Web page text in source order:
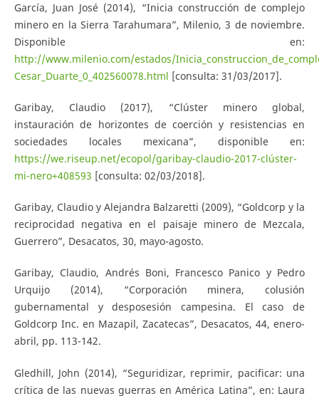
García, Juan José (2014), “Inicia construcción de complejo
minero en la Sierra Tarahumara”, Milenio, 3 de noviembre.
Disponible en:
http://www.milenio.com/estados/
Cesar_Duarte_0_402560078.html [consulta: 31/03/2017].
Garibay, Claudio (2017), “Clúster minero global,
instauración de horizontes de coerción y resistencias en
sociedades locales mexicana”, disponible en:
https://we.riseup.net/ecopol/garibay-claudio-2017-clúster-
mi-nero+408593 [consulta: 02/03/2018].
Garibay, Claudio y Alejandra Balzaretti (2009), “Goldcorp y la
reciprocidad negativa en el paisaje minero de Mezcala,
Guerrero”, Desacatos, 30, mayo-agosto.
Garibay, Claudio, Andrés Boni, Francesco Panico y Pedro
Urquijo (2014), “Corporación minera, colusión
gubernamental y desposesión campesina. El caso de
Goldcorp Inc. en Mazapil, Zacatecas”, Desacatos, 44, enero-
abril, pp. 113-142.
Gledhill, John (2014), “Seguridizar, reprimir, pacificar: una
crítica de las nuevas guerras en América Latina”, en: Laura